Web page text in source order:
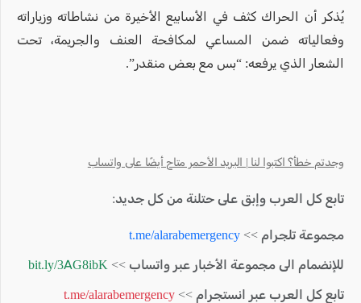
يُذكر أن الحراك كثف في الأسابيع الأخيرة من نشاطاته وزياراته
وفعالياته ضمن المساعي لمكافحة العنف والجريمة، تحت
الشعار الذي يرفعه: “بس مع بعض منقدر”.
وجدتم خطأ؟ اكتبوا لنا | البريد الأحمر متاح أيضًا على واتساب
تابع كل العرب وإبق على حتلنة من كل جديد:
مجموعة تلجرام >> t.me/alarabemergency
للإنضمام الى مجموعة الأخبار عبر واتساب >> bit.ly/3AG8ibK
تابع كل العرب عبر انستجرام >> t.me/alarabemergency